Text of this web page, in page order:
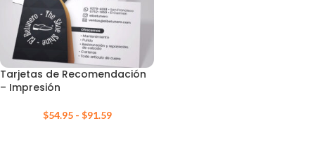
Tarjetas de Recomendación
– Impresión
$54.95 - $91.59